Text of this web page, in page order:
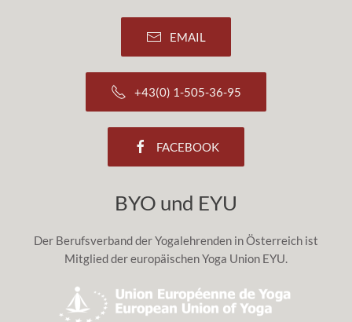
EMAIL
+43(0) 1-505-36-95
FACEBOOK
BYO und EYU
Der Berufsverband der Yogalehrenden in Österreich ist
Mitglied der europäischen Yoga Union EYU.